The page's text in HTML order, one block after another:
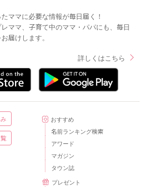
ママに必要な情報が毎日届く！
ママ、子育て中のママ・パパにも、毎日
届けします。
詳しくはこちら
おすすめ
名前ランキング検索
アワード
マガジン
タウン誌
プレゼント